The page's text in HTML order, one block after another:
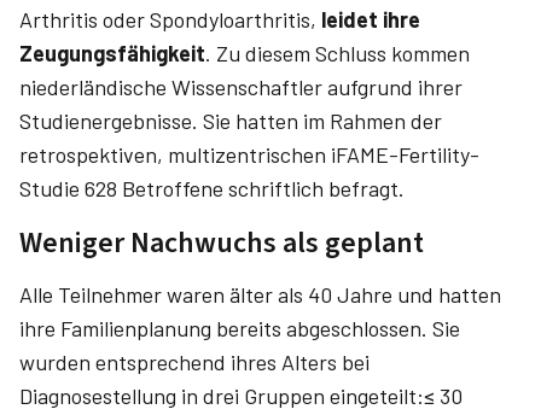
Arthritis oder Spondyloarthritis, leidet ihre
Zeugungsfähigkeit. Zu diesem Schluss kommen
niederländische Wissenschaftler aufgrund ihrer
Studienergebnisse. Sie hatten im Rahmen der
retrospektiven, multizentrischen iFAME-Fertility-
Studie 628 Betroffene schriftlich befragt.
Weniger Nachwuchs als geplant
Alle Teilnehmer waren älter als 40 Jahre und hatten
ihre Familienplanung bereits abgeschlossen. Sie
wurden entsprechend ihres Alters bei
Diagnosestellung in drei Gruppen eingeteilt:≤ 30